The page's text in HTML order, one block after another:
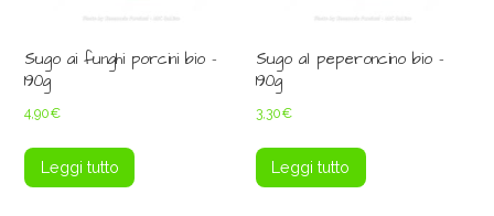
Sugo ai funghi porcini bio –
190g
4,90€
Leggi tutto
Sugo al peperoncino bio –
190g
3,30€
Leggi tutto